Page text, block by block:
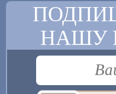
НАШУ